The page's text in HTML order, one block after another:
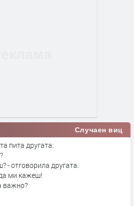
Случаен виц
пита другата:
- отговорила другата.
ми кажеш!
важно?